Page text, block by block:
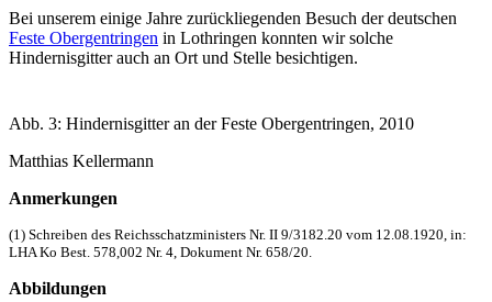
Bei unserem einige Jahre zurückliegenden Besuch der deutschen
Feste Obergentringen in Lothringen konnten wir solche
Hindernisgitter auch an Ort und Stelle besichtigen.
Abb. 3: Hindernisgitter an der Feste Obergentringen, 2010
Matthias Kellermann
Anmerkungen
(1) Schreiben des Reichsschatzministers Nr. II 9/3182.20 vom 12.08.1920, in:
LHA Ko Best. 578,002 Nr. 4, Dokument Nr. 658/20.
Abbildungen